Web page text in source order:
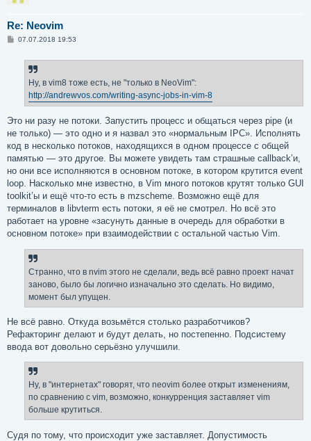
Re: Neovim
С07.07.2018 19:53
Ну, в vim8 тоже есть, не "только в NeoVim":
http://andrewvos.com/writing-async-jobs-in-vim-8
Это ни разу не потоки. Запустить процесс и общаться через pipe (и
не только) — это одно и я назвал это «нормальным IPC». Исполнять
код в несколько потоков, находящихся в одном процессе с общей
памятью — это другое. Вы можете увидеть там страшные callback’и,
но они все исполняются в основном потоке, в котором крутится event
loop. Насколько мне известно, в Vim много потоков крутят только GUI
toolkit’ы и ещё что‐то есть в mzscheme. Возможно ещё для
терминалов в libvterm есть потоки, я её не смотрел. Но всё это
работает на уровне «засунуть данные в очередь для обработки в
основном потоке» при взаимодействии с остальной частью Vim.
Странно, что в nvim этого не сделали, ведь всё равно проект начат
заново, было бы логично изначально это сделать. Но видимо,
момент был упущен.
Не всё равно. Откуда возьмётся столько разработчиков?
Рефакторинг делают и будут делать, но постепенно. Подсистему
ввода вот довольно серьёзно улучшили.
Ну, в "интернетах" говорят, что neovim более открыт изменениям,
по сравнению с vim, возможно, конкурренция заставляет vim
больше крутиться.
Судя по тому, что происходит уже заставляет. Допустимость